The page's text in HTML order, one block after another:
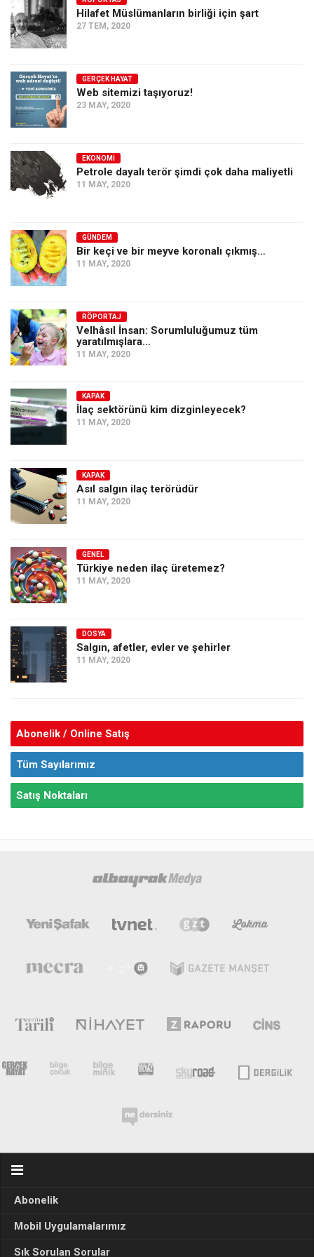
Ekonomi
Spor
Sağlık
Gıda-Beslenme
Türkiye
Siyaset
Dünya
Asya
Amerika
Avustralya
Tarih
Düşünce
Dosyalar
Hilafet Müslümanların birliği için şart
27 TEM, 2020
GERÇEK HAYAT
Web sitemizi taşıyoruz!
23 MAY, 2020
EKONOMI
Petrole dayalı terör şimdi çok daha maliyetli
11 MAY, 2020
GÜNDEM
Bir keçi ve bir meyve koronalı çıkmış…
11 MAY, 2020
RÖPORTAJ
Velhâsıl İnsan: Sorumluluğumuz tüm
yaratılmışlara…
11 MAY, 2020
KAPAK
İlaç sektörünü kim dizginleyecek?
11 MAY, 2020
KAPAK
Asıl salgın ilaç terörüdür
11 MAY, 2020
GENEL
Türkiye neden ilaç üretemez?
11 MAY, 2020
DOSYA
Salgın, afetler, evler ve şehirler
11 MAY, 2020
Abonelik / Online Satış
Tüm Sayılarımız
Satış Noktaları
Abonelik
Mobil Uygulamalarımız
Sık Sorulan Sorular